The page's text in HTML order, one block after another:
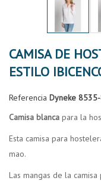
CAMISA DE
ESTILO
Referencia Dyneke
Camisa blanca para la
Esta camisa para
mao.
Las mangas de la